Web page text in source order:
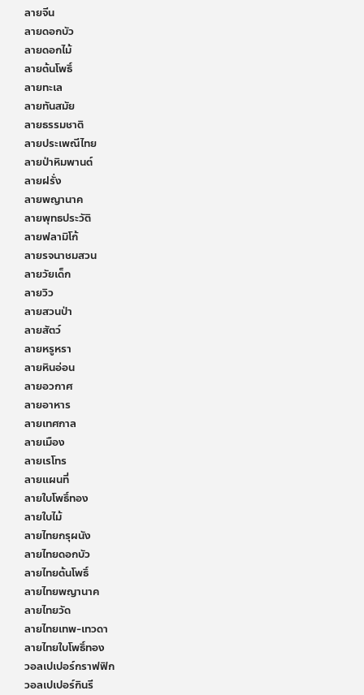
ลายจีน
ลายดอกบัว
ลายดอกไม้
ลายต้นโพธิ์
ลายทะเล
ลายทันสมัย
ลายธรรมชาติ
ลายประเพณีไทย
ลายป่าหิมพานต์
ลายฝรั่ง
ลายพญานาค
ลายพุทธประวัติ
ลายฟลามิโก้
ลายรจนาชมสวน
ลายวัยเด็ก
ลายวิว
ลายสวนป่า
ลายสัตว์
ลายหรูหรา
ลายหินอ่อน
ลายอวกาศ
ลายอาหาร
ลายเทศกาล
ลายเมือง
ลายเรโทร
ลายแผนที่
ลายใบโพธิ์ทอง
ลายใบไม้
ลายไทยกรุผนัง
ลายไทยดอกบัว
ลายไทยต้นโพธิ์
ลายไทยพญานาค
ลายไทยวัด
ลายไทยเทพ-เทวดา
ลายไทยใบโพธิ์ทอง
วอลเปเปอร์กราฟฟิก
วอลเปเปอร์กินรี